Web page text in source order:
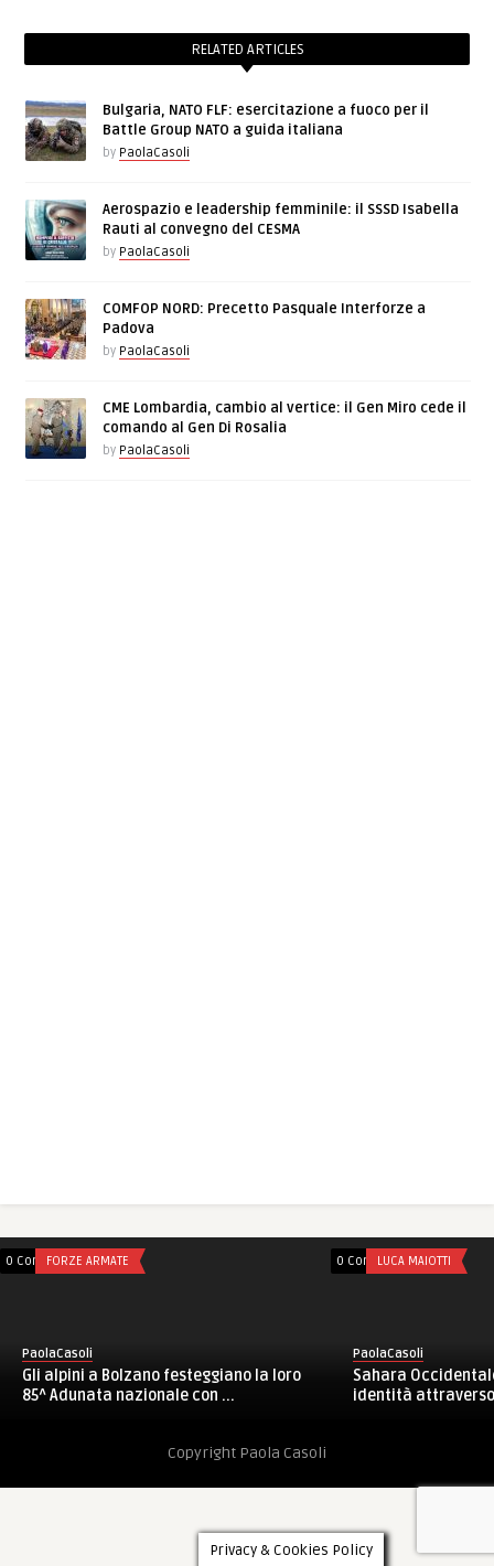
RELATED ARTICLES
Bulgaria, NATO FLF: esercitazione a fuoco per il
Battle Group NATO a guida italiana
by PaolaCasoli
Aerospazio e leadership femminile: il SSSD Isabella
Rauti al convegno del CESMA
by PaolaCasoli
COMFOP NORD: Precetto Pasquale Interforze a
Padova
by PaolaCasoli
CME Lombardia, cambio al vertice: il Gen Miro cede il
comando al Gen Di Rosalia
by PaolaCasoli
0 CommentsFORZE ARMATE
PaolaCasoli
Gli alpini a Bolzano festeggiano la loro
85^ Adunata nazionale con ...
0 CommentsLUCA MAIOTTI
PaolaCasoli
Sahara
identità
Copyright Paola Casoli
Privacy & Cookies Policy